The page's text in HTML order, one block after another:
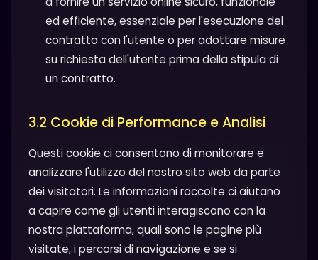
ed efficiente, essenziale per l'esecuzione del
contratto con l'utente o per adottare misure
su richiesta dell'utente prima della stipula di
un contratto.
3.2 Cookie di Performance e Analisi
Questi cookie ci consentono di monitorare e
analizzare l'utilizzo del nostro sito web da parte
dei visitatori. Le informazioni raccolte ci aiutano
a capire come gli utenti interagiscono con la
nostra piattaforma, quali sono le pagine più
visitate, i percorsi di navigazione e se si